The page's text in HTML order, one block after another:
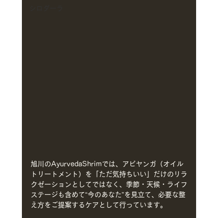
旭川のAyurvedaShrimでは、アビヤンガ（オイル
トリートメント）を「ただ気持ちいい」だけのリラ
クゼーションとしてではなく、季節・天候・ライフ
ステージも含めて“今のあなた”を見立て、必要な整
え方をご提案するケアとして行っています。